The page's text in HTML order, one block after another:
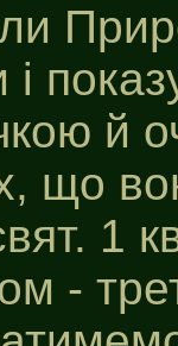
і
й
що
1
-